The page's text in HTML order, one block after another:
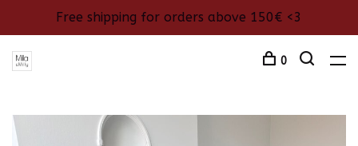
Free shipping for orders above 150€ <3
0